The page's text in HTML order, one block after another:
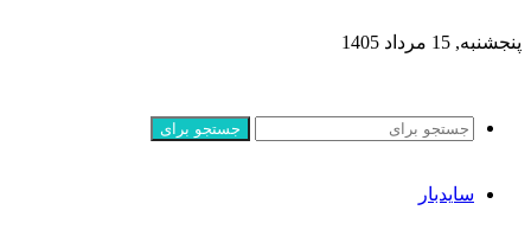
پنجشنبه, 15 مرداد 1405
جستجو برای
سایدبار